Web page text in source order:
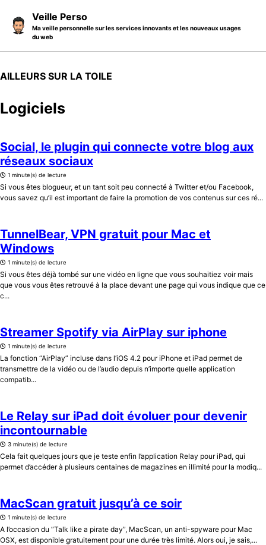
Veille Perso
Ma veille personnelle sur les services innovants et les nouveaux usages
du web
AILLEURS SUR LA TOILE
Logiciels
Social, le plugin qui connecte votre blog aux
réseaux sociaux
1 minute(s) de lecture
Si vous êtes blogueur, et un tant soit peu connecté à Twitter et/ou Facebook,
vous savez qu’il est important de faire la promotion de vos contenus sur ces ré...
TunnelBear, VPN gratuit pour Mac et
Windows
1 minute(s) de lecture
Si vous êtes déjà tombé sur une vidéo en ligne que vous souhaitiez voir mais
que vous vous êtes retrouvé à la place devant une page qui vous indique que ce
c...
Streamer Spotify via AirPlay sur iphone
1 minute(s) de lecture
La fonction “AirPlay” incluse dans l’iOS 4.2 pour iPhone et iPad permet de
transmettre de la vidéo ou de l’audio depuis n’importe quelle application
compatib...
Le Relay sur iPad doit évoluer pour devenir
incontournable
3 minute(s) de lecture
Cela fait quelques jours que je teste enfin l’application Relay pour iPad, qui
permet d’accéder à plusieurs centaines de magazines en illimité pour la modiq...
MacScan gratuit jusqu’à ce soir
1 minute(s) de lecture
A l’occasion du “Talk like a pirate day”, MacScan, un anti-spyware pour Mac
OSX, est disponible gratuitement pour une durée très limité. Alors oui, je sais,...